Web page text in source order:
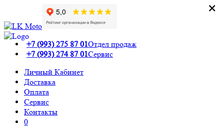
+7 (993) 275 87 01Отдел продаж
+7 (993) 274 87 01Сервис
Личный Кабинет
Доставка
Оплата
Сервис
Контакты
0
×
×